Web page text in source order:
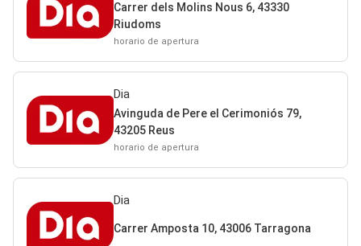
Carrer dels Molins Nous 6, 43330
Riudoms
horario de apertura
Dia
Avinguda de Pere el Cerimoniós 79,
43205 Reus
horario de apertura
Dia
Carrer Amposta 10, 43006 Tarragona